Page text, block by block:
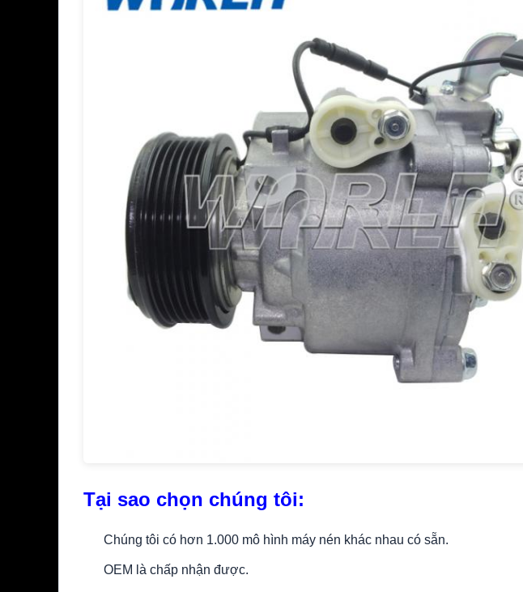
Tại sao chọn chúng tôi:
Chúng tôi có hơn 1.000 mô hình máy nén khác nhau có sẵn.
OEM là chấp nhận được.